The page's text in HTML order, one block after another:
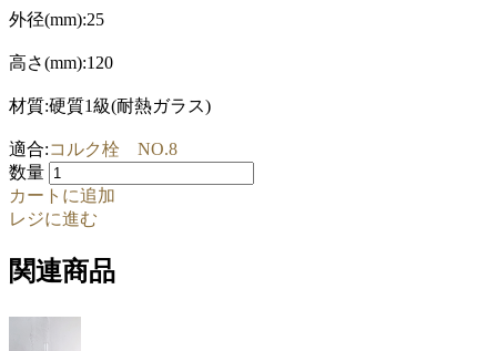
外径(mm):25
高さ(mm):120
材質:硬質1級(耐熱ガラス)
適合:コルク栓 NO.8
数量
カートに追加
レジに進む
関連商品